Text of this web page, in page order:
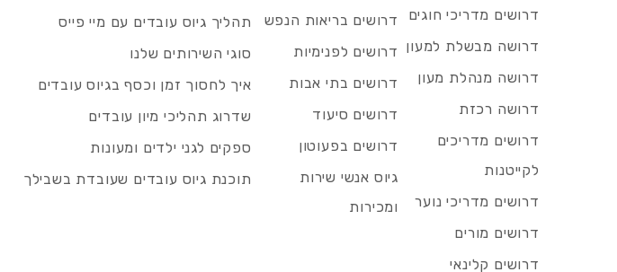
דרושים מדריכי חוגים
דרושה מבשלת למעון
דרושה מנהלת מעון
דרושה רכזת
דרושים מדריכים
לקייטנות
דרושים מדריכי נוער
דרושים מורים
דרושים קלינאי
דרושים בריאות הנפש
דרושים לפנימיות
דרושים בתי אבות
דרושים סיעוד
דרושים בפעוטון
גיוס אנשי שירות
ומכירות
תהליך גיוס עובדים עם מיי פייס
סוגי השירותים שלנו
איך לחסוך זמן וכסף בגיוס עובדים
שדרוג תהליכי מיון עובדים
ספקים לגני ילדים ומעונות
תוכנת גיוס עובדים שעובדת בשבילך